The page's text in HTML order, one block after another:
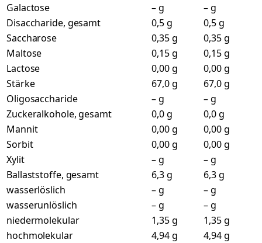
Galactose
– g
– g
Disaccharide, gesamt
0,5 g
0,5 g
Saccharose
0,35 g
0,35 g
Maltose
0,15 g
0,15 g
Lactose
0,00 g
0,00 g
Stärke
67,0 g
67,0 g
Oligosaccharide
– g
– g
Zuckeralkohole, gesamt
0,0 g
0,0 g
Mannit
0,00 g
0,00 g
Sorbit
0,00 g
0,00 g
Xylit
– g
– g
Ballaststoffe, gesamt
6,3 g
6,3 g
wasserlöslich
– g
– g
wasserunlöslich
– g
– g
niedermolekular
1,35 g
1,35 g
hochmolekular
4,94 g
4,94 g